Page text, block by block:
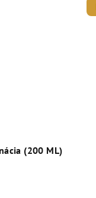
(200 ML)